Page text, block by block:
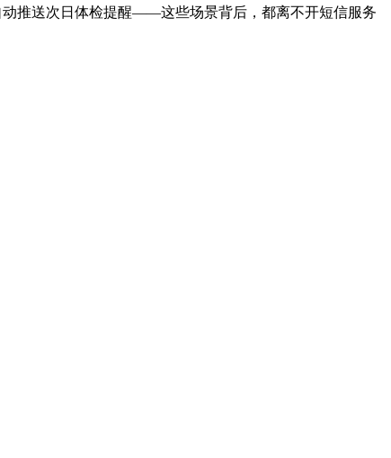
动推送次日体检提醒——这些场景背后，都离不开短信服务